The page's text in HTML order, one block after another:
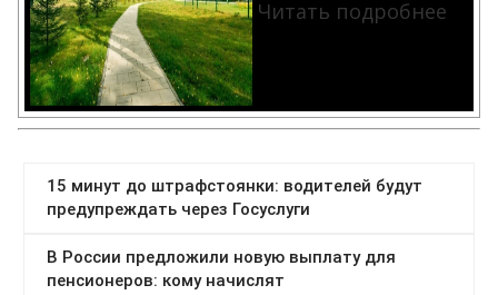
Читать подробнее